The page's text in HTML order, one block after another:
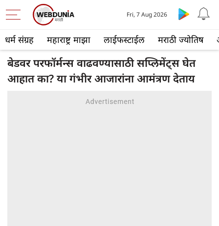
धर्म संग्रह महाराष्ट्र माझा लाईफस्टाईल मराठी ज्योतिष
Fri, 7 Aug 2026
बेडवर परफॉर्मन्स वाढवण्यासाठी सप्लिमेंट्स घेत
आहात का? या गंभीर आजारांना आमंत्रण देताय